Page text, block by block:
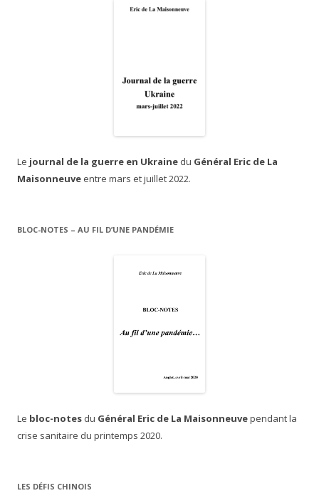
Le journal de la guerre en Ukraine du Général Eric de La
Maisonneuve entre mars et juillet 2022.
BLOC-NOTES – AU FIL D’UNE PANDÉMIE
Le bloc-notes du Général Eric de La Maisonneuvependant la
crise sanitaire du printemps 2020.
LES DÉFIS CHINOIS